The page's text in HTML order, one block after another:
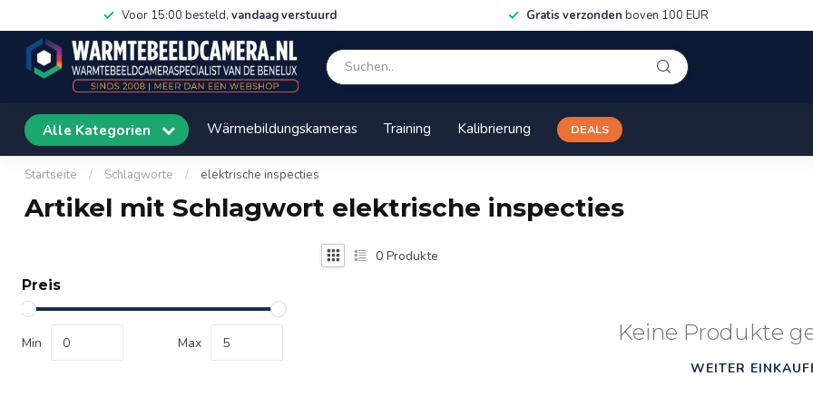
Voor 15:00 besteld, vandaag verstuurd Gratis verzonden boven 100 EUR
Alle Kategorien Wärmebildungskameras Training Kalibrierung DEALS
Startseite / Schlagworte / elektrische inspecties
Artikel mit Schlagwort elektrische inspecties
Preis
Min Max
0 Produkte
Keine Produkte
WEITER